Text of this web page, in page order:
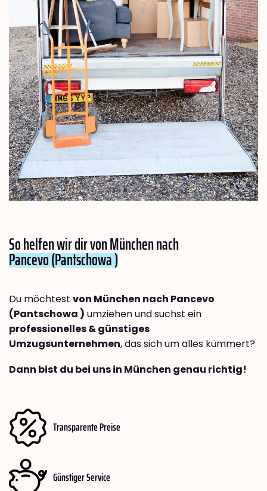
So helfen wir dir von München nach
Pancevo (Pantschowa )
Du möchtest von München nach Pancevo
(Pantschowa ) umziehen und suchst ein
professionelles & günstiges
Umzugsunternehmen, das sich um alles kümmert?
Dann bist du bei uns in München genau richtig!
Transparente Preise
Günstiger Service